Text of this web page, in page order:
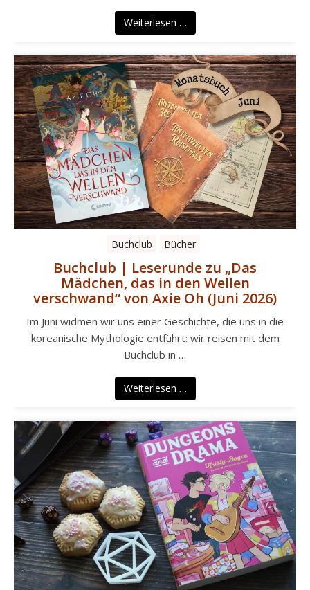
Weiterlesen …
Buchclub Bücher
Buchclub | Leserunde zu „Das
Mädchen, das in den Wellen
verschwand“ von Axie Oh (Juni 2026)
Im Juni widmen wir uns einer Geschichte, die uns in die
koreanische Mythologie entführt: wir reisen mit dem
Buchclub in …
Weiterlesen …